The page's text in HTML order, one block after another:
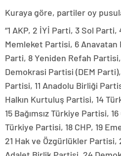
Kuraya göre, partiler oy
“1 AKP, 2 İYİ Parti, 3 Sol
Memleket Partisi, 6
Parti, 8 Yeniden Refah
Demokrasi Partisi (DEM
Partisi, 11 Anadolu Birliği
Halkın Kurtuluş Partisi, 14
15 Bağımsız Türkiye Partisi,
Türkiye Partisi, 18 CHP, 19
21 Hak ve Özgürlükler Partisi,